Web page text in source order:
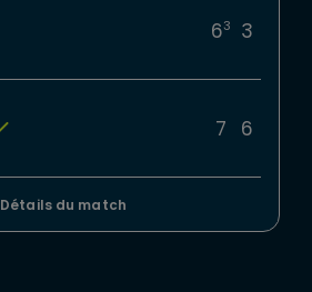
63 3
7 6
Détails du match